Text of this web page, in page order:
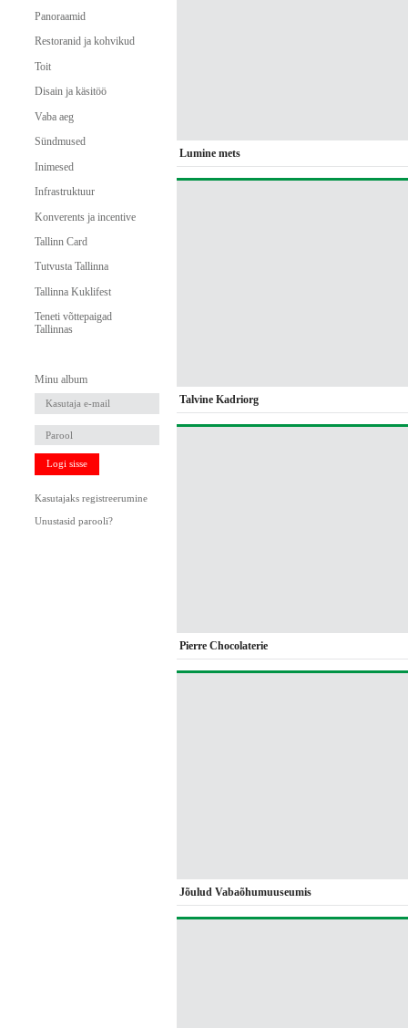
Panoraamid
Restoranid ja kohvikud
Toit
Disain ja käsitöö
Vaba aeg
Sündmused
Inimesed
Infrastruktuur
Konverents ja incentive
Tallinn Card
Tutvusta Tallinna
Tallinna Kuklifest
Teneti võttepaigad
Tallinnas
Minu album
Logi sisse
Kasutajaks registreerumine
Unustasid parooli?
Lumine mets
Talvine Kadriorg
Pierre Chocolaterie
Jõulud Vabaõhumuuseumis